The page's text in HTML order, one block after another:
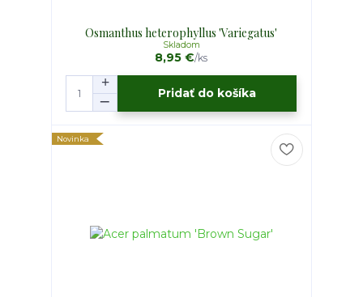
Osmanthus heterophyllus 'Variegatus'
8,95 €/ks
Skladom
Pridať do košíka
Novinka